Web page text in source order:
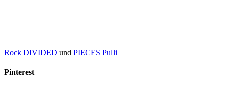
Rock DIVIDED und PIECES Pulli
Pinterest